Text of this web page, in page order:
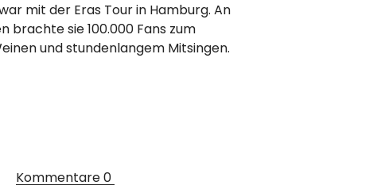
mit der Eras Tour in Hamburg. An
brachte sie 100.000 Fans zum
und stundenlangem Mitsingen.
Kommentare0